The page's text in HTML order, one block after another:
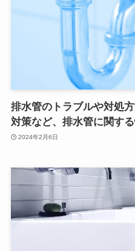
排水管のトラブルや対処
対策など、排水管に関す
2024年2月6日